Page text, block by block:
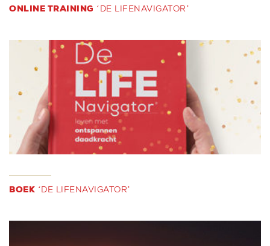
ONLINE TRAINING ‘DE LIFENAVIGATOR’
BOEK ‘DE LIFENAVIGATOR’